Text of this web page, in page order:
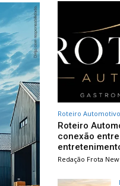
Roteiro Automotivo
Roteiro
conexão
Redação Frota